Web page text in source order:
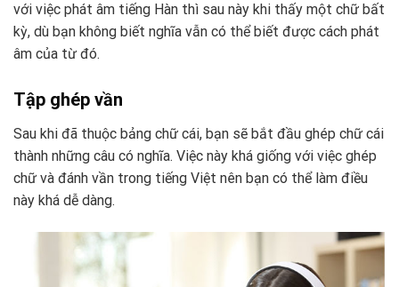
với việc phát âm tiếng Hàn thì sau này khi thấy một chữ bất
kỳ, dù bạn không biết nghĩa vẫn có thể biết được cách phát
âm của từ đó.
Tập ghép vần
Sau khi đã thuộc bảng chữ cái, bạn sẽ bắt đầu ghép chữ cái
thành những câu có nghĩa. Việc này khá giống với việc ghép
chữ và đánh vần trong tiếng Việt nên bạn có thể làm điều
này khá dễ dàng.